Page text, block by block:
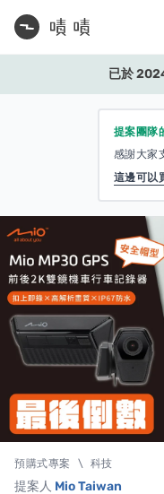
已於
提案團隊
感謝大家
這邊可以
預購式專案 \ 科技
提案人 Mio Taiwan